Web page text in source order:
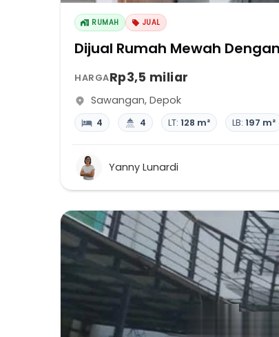
RUMAH JUAL
Dijual Rumah Mewah
HARGARp3,5 miliar
Sawangan, Depok
4 4 LT: 128 m² LB: 197 m²
Yanny Lunardi